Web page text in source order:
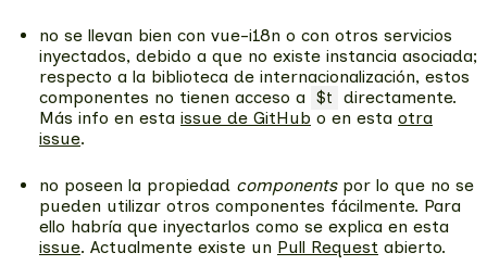
no se llevan bien con vue-i18n o con otros servicios
inyectados, debido a que no existe instancia asociada;
respecto a la biblioteca de internacionalización, estos
componentes no tienen acceso a
$t
directamente.
Más info en esta issue de GitHub o en esta otra
issue.
no poseen la propiedad componentspor lo que no se
pueden utilizar otros componentes fácilmente. Para
ello habría que inyectarlos como se explica en esta
issue. Actualmente existe un Pull Request abierto.